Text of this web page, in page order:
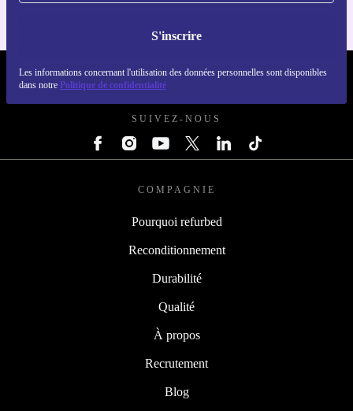
S'inscrire
Les informations concernant l'utilisation des données personnelles sont disponibles
dans notre Politique de confidentialité
REFURBED LUXEMBOURG - RETHINK NEW.
SUIVEZ-NOUS
COMPAGNIE
Pourquoi refurbed
Reconditionnement
Durabilité
Qualité
À propos
Recrutement
Blog